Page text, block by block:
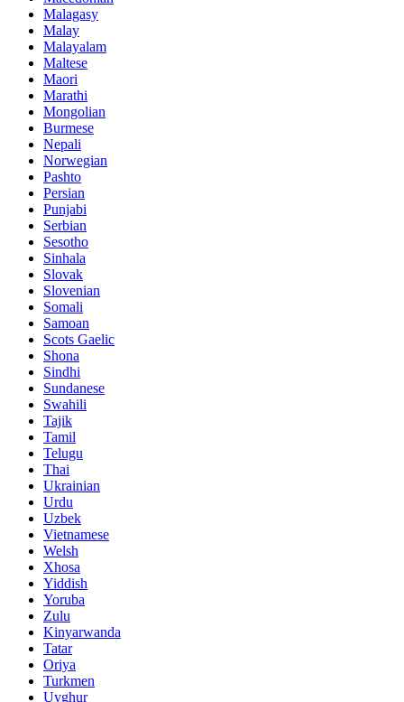
Malagasy
Malay
Malayalam
Maltese
Maori
Marathi
Mongolian
Burmese
Nepali
Norwegian
Pashto
Persian
Punjabi
Serbian
Sesotho
Sinhala
Slovak
Slovenian
Somali
Samoan
Scots Gaelic
Shona
Sindhi
Sundanese
Swahili
Tajik
Tamil
Telugu
Thai
Ukrainian
Urdu
Uzbek
Vietnamese
Welsh
Xhosa
Yiddish
Yoruba
Zulu
Kinyarwanda
Tatar
Oriya
Turkmen
Uyghur